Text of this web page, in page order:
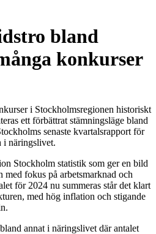
bland
konkurser
i Stockholmsregionen historiskt
ett förbättrat stämningsläge bland
senaste kvartalsrapport för
i näringslivet.
Stockholm statistik som ger en bild
fokus på arbetsmarknad och
för 2024 nu summeras står det klart
med hög inflation och stigande
annat i näringslivet där antalet